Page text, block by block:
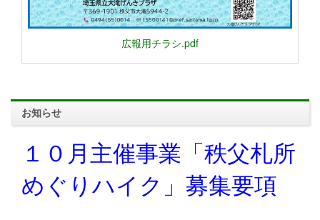
広報用チラシ.pdf
お知らせ
１０月主催事業「秩父札所
めぐりハイク」募集要項